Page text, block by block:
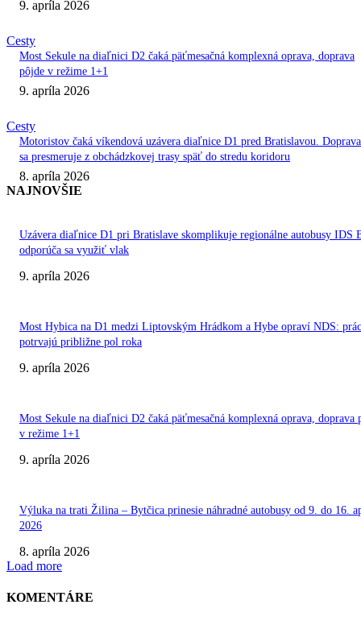
9. apríla 2026
Cesty
Most Sekule na diaľnici D2 čaká päťmesačná komplexná oprava, doprava
pôjde v režime 1+1
9. apríla 2026
Cesty
Motoristov čaká víkendová uzávera diaľnice D1 pred Bratislavou. Doprava
sa presmeruje z obchádzkovej trasy späť do stredu koridoru
8. apríla 2026
NAJNOVŠIE
Uzávera diaľnice D1 pri Bratislave skomplikuje regionálne autobusy IDS
odporúča sa využiť vlak
9. apríla 2026
Most Hybica na D1 medzi Liptovským Hrádkom a Hybe opraví NDS:
potrvajú približne pol roka
9. apríla 2026
Most Sekule na diaľnici D2 čaká päťmesačná komplexná oprava, doprava
v režime 1+1
9. apríla 2026
Výluka na trati Žilina – Bytčica prinesie náhradné autobusy od 9. do 16.
2026
8. apríla 2026
Load more
KOMENTÁRE